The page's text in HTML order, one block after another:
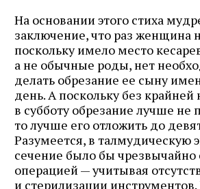
На основании этого стиха
заключение, что раз женщина
поскольку имело место
а не обычные роды, нет
делать обрезание ее сыну
день. А поскольку без крайней
в субботу обрезание лучше не
то лучше его отложить до
Разумеется, в талмудическую
сечение было бы чрезвычайно
операцией — учитывая
и стерилизации